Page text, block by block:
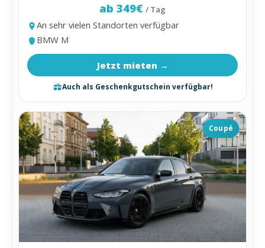
ab 349€ / Tag
An sehr vielen Standorten verfügbar
BMW M
Jetzt mieten →
Auch als Geschenkgutschein verfügbar!
Coupé